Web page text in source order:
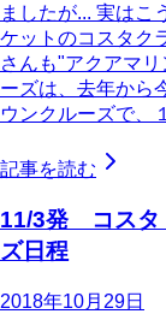
ましたが... 実はこ
ケットのコスタク
さんも"アクアマ
ーズは、去年から
ウンクルーズで、
記事を読む
11/3発 コスタ
ズ日程
2018年10月29日